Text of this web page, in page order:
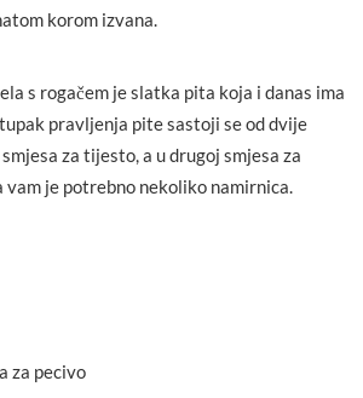
korom izvana.
s rogačem je slatka pita koja i danas ima
pravljenja pite sastoji se od dvije
za tijesto, a u drugoj smjesa za
vam je potrebno nekoliko namirnica.
za pecivo